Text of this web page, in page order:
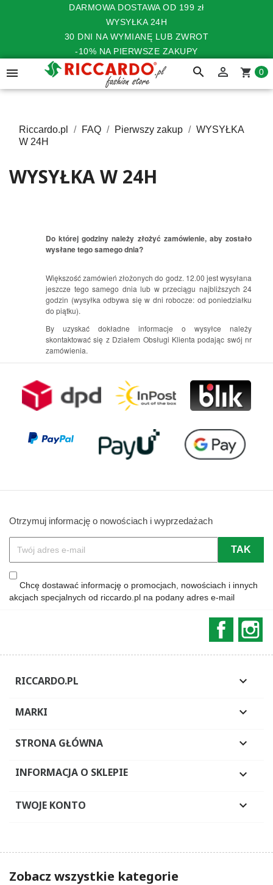
DARMOWA DOSTAWA OD 199 zł
WYSYŁKA 24H
30 DNI NA WYMIANĘ LUB ZWROT
-10% NA PIERWSZE ZAKUPY
 search  shopping_cart 0
Riccardo.pl FAQ Pierwszy zakup
WYSYŁKA
W 24H
WYSYŁKA W 24H
Do której godziny należy złożyć zamówienie, aby zostało
wysłane tego samego dnia?
Większość zamówień złożonych do godz. 12.00 jest wysyłana
jeszcze tego samego dnia lub w przeciągu najbliższych 24
godzin (wysyłka odbywa się w dni robocze: od poniedziałku
do piątku).
By uzyskać dokładne informacje o wysyłce należy
skontaktować się z Działem Obsługi Klienta podając swój nr
zamówienia.
Otrzymuj informację o nowościach i wyprzedażach
Chcę dostawać informację o promocjach, nowościach i innych
akcjach specjalnych od riccardo.pl na podany adres e-mail
RICCARDO.PL 
MARKI 
STRONA GŁÓWNA 
INFORMACJA O SKLEPIE 
TWOJE KONTO 
Zobacz wszystkie kategorie